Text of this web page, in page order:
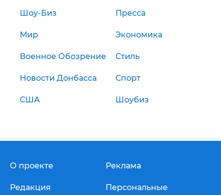
Шоу-Биз Пресса
Мир Экономика
Военное Обозрение Стиль
Новости Донбасса Спорт
США Шоубиз
О проекте
Редакция
Реклама
Персональные